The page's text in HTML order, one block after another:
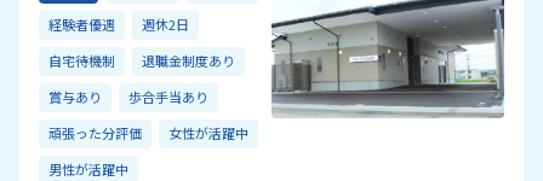
経験者優遇
週休2日
自宅待機制
退職金制度あり
賞与あり
歩合手当あり
頑張った分評価
女性が活躍中
男性が活躍中